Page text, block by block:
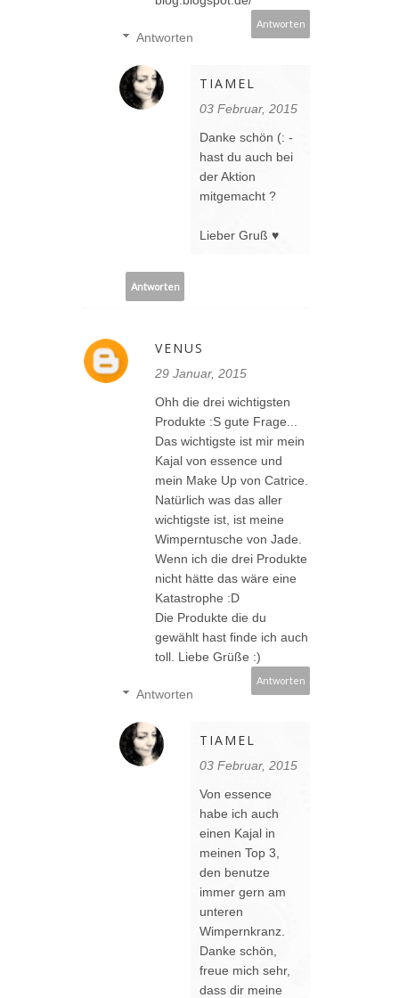
Antworten
Antworten
TIAMEL
03 Februar, 2015
Danke schön (: -
hast du auch bei
der Aktion
mitgemacht ?
Lieber Gruß ♥
Antworten
VENUS
29 Januar, 2015
Ohh die drei wichtigsten
Produkte :S gute Frage...
Das wichtigste ist mir mein
Kajal von essence und
mein Make Up von Catrice.
Natürlich was das aller
wichtigste ist, ist meine
Wimperntusche von Jade.
Wenn ich die drei Produkte
nicht hätte das wäre eine
Katastrophe :D
Die Produkte die du
gewählt hast finde ich auch
toll. Liebe Grüße :)
Antworten
Antworten
TIAMEL
03 Februar, 2015
Von essence
habe ich auch
einen Kajal in
meinen Top 3,
den benutze
immer gern am
unteren
Wimpernkranz.
Danke schön,
freue mich sehr,
dass dir meine